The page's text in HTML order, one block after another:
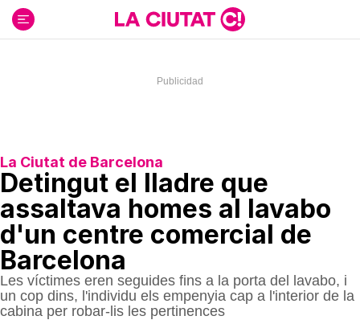
contenido
La Ciutat de Barcelona
Detingut el lladre que
assaltava homes al lavabo
d'un centre comercial de
Barcelona
Les víctimes eren seguides fins a la porta del lavabo, i
un cop dins, l'individu els empenyia cap a l'interior de la
cabina per robar-lis les pertinences